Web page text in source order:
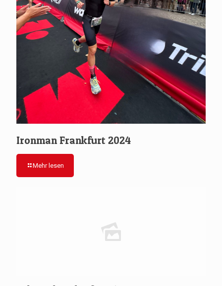
Ironman Frankfurt 2024
Mehr lesen